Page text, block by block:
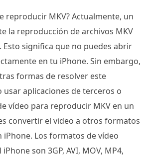
reproducir MKV? Actualmente, un
la reproducción de archivos MKV
Esto significa que no puedes abrir
en tu iPhone. Sin embargo,
formas de resolver este
usar aplicaciones de terceros o
vídeo para reproducir MKV en un
convertir el video a otros formatos
iPhone. Los formatos de vídeo
son 3GP, AVI, MOV, MP4,